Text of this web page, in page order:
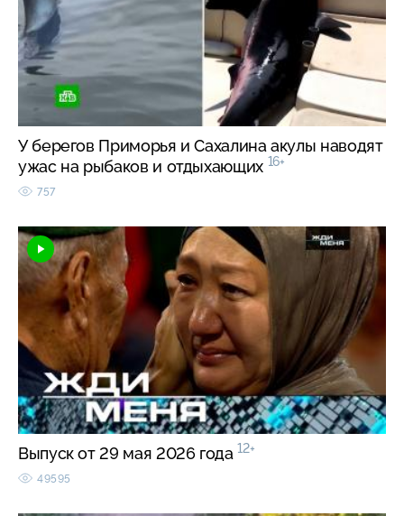
У берегов Приморья и Сахалина акулы наводят
ужас на рыбаков и отдыхающих 16+
757
Выпуск от 29 мая 2026 года 12+
49595